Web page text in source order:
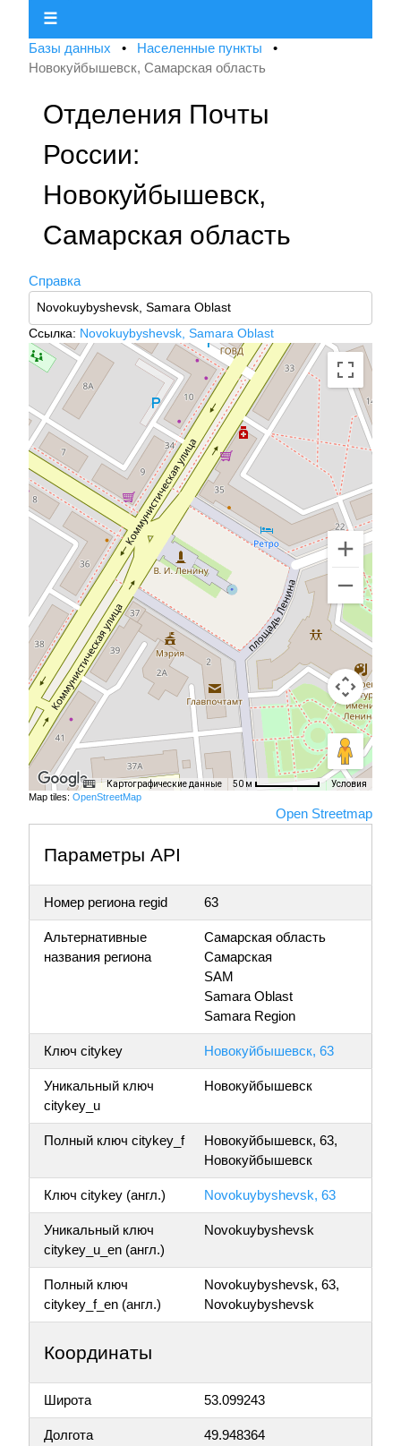
☰
Базы данных • Населенные пункты
•
Новокуйбышевск, Самарская область
Отделения Почты
России:
Новокуйбышевск,
Самарская область
Справка
Ссылка: Novokuybyshevsk, Samara Oblast
Картографические данные 50 м Условия
Map tiles: OpenStreetMap
Open Streetmap
Параметры API
Номер региона regid 63
Альтернативные
названия региона
Самарская область
Самарская
SAM
Samara Oblast
Samara Region
Ключ citykey Новокуйбышевск, 63
Уникальный ключ
citykey_u
Новокуйбышевск
Полный ключ citykey_f
Новокуйбышевск, 63,
Новокуйбышевск
Ключ citykey (англ.) Novokuybyshevsk, 63
Уникальный ключ
citykey_u_en (англ.)
Novokuybyshevsk
Полный ключ
citykey_f_en (англ.)
Novokuybyshevsk, 63,
Novokuybyshevsk
Координаты
Широта 53.099243
Долгота 49.948364